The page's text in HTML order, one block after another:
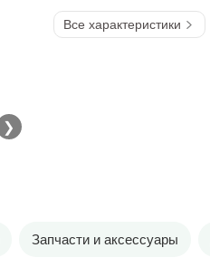
❯
Все характеристики
Запчасти и аксессуары